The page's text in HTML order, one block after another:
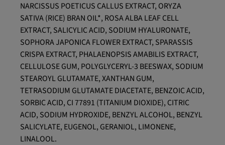
NARCISSUS POETICUS CALLUS EXTRACT, ORYZA
SATIVA (RICE) BRAN OIL*, ROSA ALBA LEAF CELL
EXTRACT, SALICYLIC ACID, SODIUM HYALURONATE,
SOPHORA JAPONICA FLOWER EXTRACT, SPARASSIS
CRISPA EXTRACT, PHALAENOPSIS AMABILIS EXTRACT,
CELLULOSE GUM, POLYGLYCERYL-3 BEESWAX, SODIUM
STEAROYL GLUTAMATE, XANTHAN GUM,
TETRASODIUM GLUTAMATE DIACETATE, BENZOIC ACID,
SORBIC ACID, CI 77891 (TITANIUM DIOXIDE), CITRIC
ACID, SODIUM HYDROXIDE, BENZYL ALCOHOL, BENZYL
SALICYLATE, EUGENOL, GERANIOL, LIMONENE,
LINALOOL.